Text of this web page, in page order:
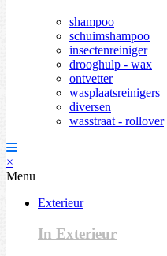
shampoo
schuimshampoo
insectenreiniger
drooghulp - wax
ontvetter
wasplaatsreinigers
diversen
wasstraat - rollover
×
Menu
Exterieur
In Exterieur